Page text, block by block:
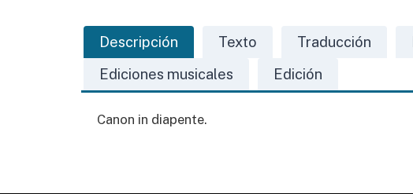
Descripción Texto Traducción
Ediciones musicales
Edición
Canon in diapente.